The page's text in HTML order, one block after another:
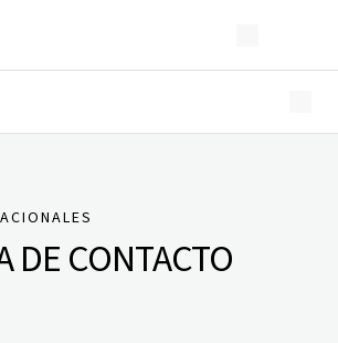
DE CONTACTO